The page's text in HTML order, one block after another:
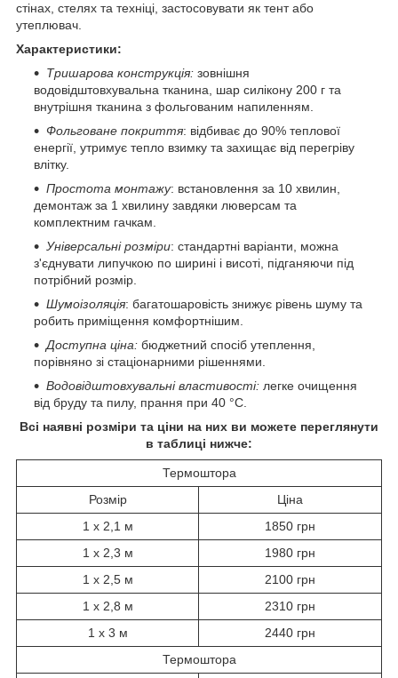
стінах, стелях та техніці, застосовувати як тент або
утеплювач.
Характеристики:
Тришарова конструкція: зовнішня
водовідштовхувальна тканина, шар силікону 200 г та
внутрішня тканина з фольгованим напиленням.
Фольговане покриття: відбиває до 90% теплової
енергії, утримує тепло взимку та захищає від перегріву
влітку.
Простота монтажу: встановлення за 10 хвилин,
демонтаж за 1 хвилину завдяки люверсам та
комплектним гачкам.
Універсальні розміри: стандартні варіанти, можна
з'єднувати липучкою по ширині і висоті, підганяючи під
потрібний розмір.
Шумоізоляція: багатошаровість знижує рівень шуму та
робить приміщення комфортнішим.
Доступна ціна: бюджетний спосіб утеплення,
порівняно зі стаціонарними рішеннями.
Водовідштовхувальні властивості: легке очищення
від бруду та пилу, прання при 40 °C.
Всі наявні розміри та ціни на них ви можете переглянути
в таблиці нижче:
Термоштора
Розмір
Ціна
1 х 2,1 м
1850 грн
1 х 2,3 м
1980 грн
1 х 2,5 м
2100 грн
1 х 2,8 м
2310 грн
1 х 3 м
2440 грн
Термоштора